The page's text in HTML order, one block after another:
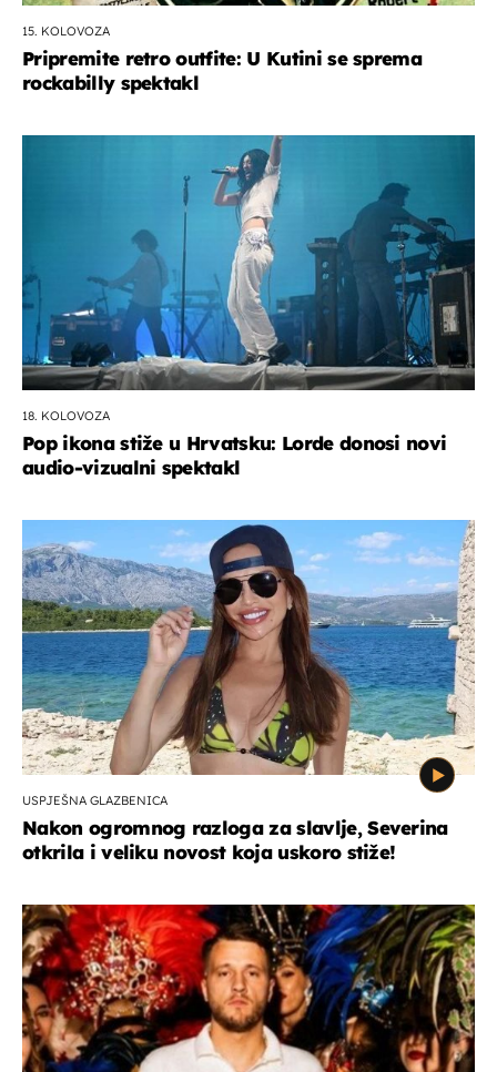
15. KOLOVOZA
Pripremite retro outfite: U Kutini se sprema
rockabilly spektakl
18. KOLOVOZA
Pop ikona stiže u Hrvatsku: Lorde donosi novi
audio-vizualni spektakl
USPJEŠNA GLAZBENICA
Nakon ogromnog razloga za slavlje, Severina
otkrila i veliku novost koja uskoro stiže!